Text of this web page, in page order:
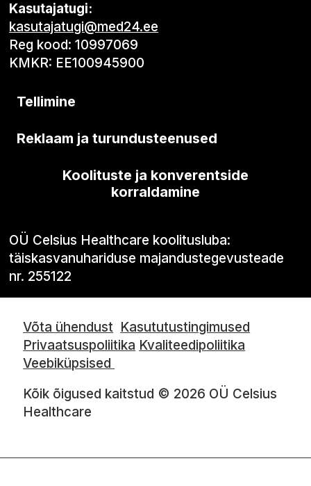
Kasutajatugi:
kasutajatugi@med24.ee
Reg kood: 10997069
KMKR: EE100945900
Tellimine
Reklaam ja turundusteenused
Koolituste ja konverentside
korraldamine
OÜ Celsius Healthcare koolitusluba:
täiskasvanuhariduse majandustegevusteade
nr. 255122
Võta ühendust Kasututustingimused
Privaatsuspoliitika Kvaliteedipoliitika
Veebiküpsised
Kõik õigused kaitstud © 2026 OÜ Celsius
Healthcare